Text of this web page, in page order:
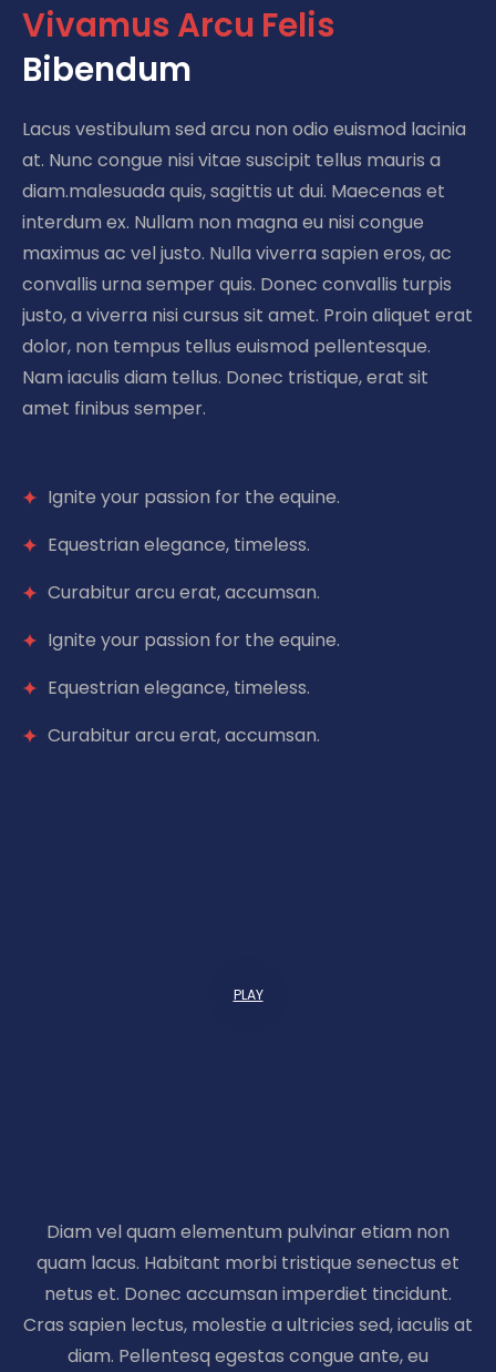
VivamusArcu Felis
Bibendum
Lacus vestibulum sed arcu non odio euismod lacinia
at. Nunc congue nisi vitae suscipit tellus mauris a
diam.malesuada quis, sagittis ut dui. Maecenas et
interdum ex. Nullam non magna eu nisi congue
maximus ac vel justo. Nulla viverra sapien eros, ac
convallis urna semper quis. Donec convallis turpis
justo, a viverra nisi cursus sit amet. Proin aliquet erat
dolor, non tempus tellus euismod pellentesque.
Nam iaculis diam tellus. Donec tristique, erat sit
amet finibus semper.
Ignite your passion for the equine.
Equestrian elegance, timeless.
Curabitur arcu erat, accumsan.
Ignite your passion for the equine.
Equestrian elegance, timeless.
Curabitur arcu erat, accumsan.
PLAY
Diam vel quam elementum pulvinar etiam non
quam lacus. Habitant morbi tristique senectus et
netus et. Donec accumsan imperdiet tincidunt.
Cras sapien lectus, molestie a ultricies sed, iaculis at
diam. Pellentesq egestas congue ante, eu